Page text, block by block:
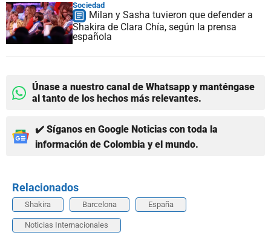
Sociedad
Milan y Sasha tuvieron que defender a
Shakira de Clara Chía, según la prensa
española
Únase a nuestro canal de Whatsapp y manténgase
al tanto de los hechos más relevantes.
✔️ Síganos en Google Noticias con toda la
información de Colombia y el mundo.
Relacionados
Shakira Barcelona España
Noticias Internacionales